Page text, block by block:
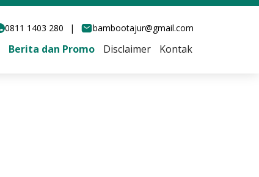
0811 1403 280 | bambootajur@gmail.com
Berita dan Promo Disclaimer Kontak